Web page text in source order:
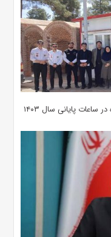
پایانی سال ۱۴۰۳